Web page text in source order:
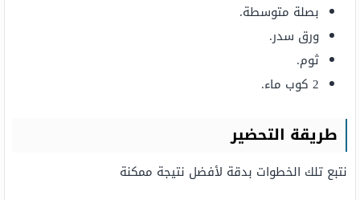
بصلة متوسطة.
ورق سدر.
ثوم.
2 كوب ماء.
طريقة التحضير
نتبع تلك الخطوات بدقة لأفضل نتيجة ممكنة